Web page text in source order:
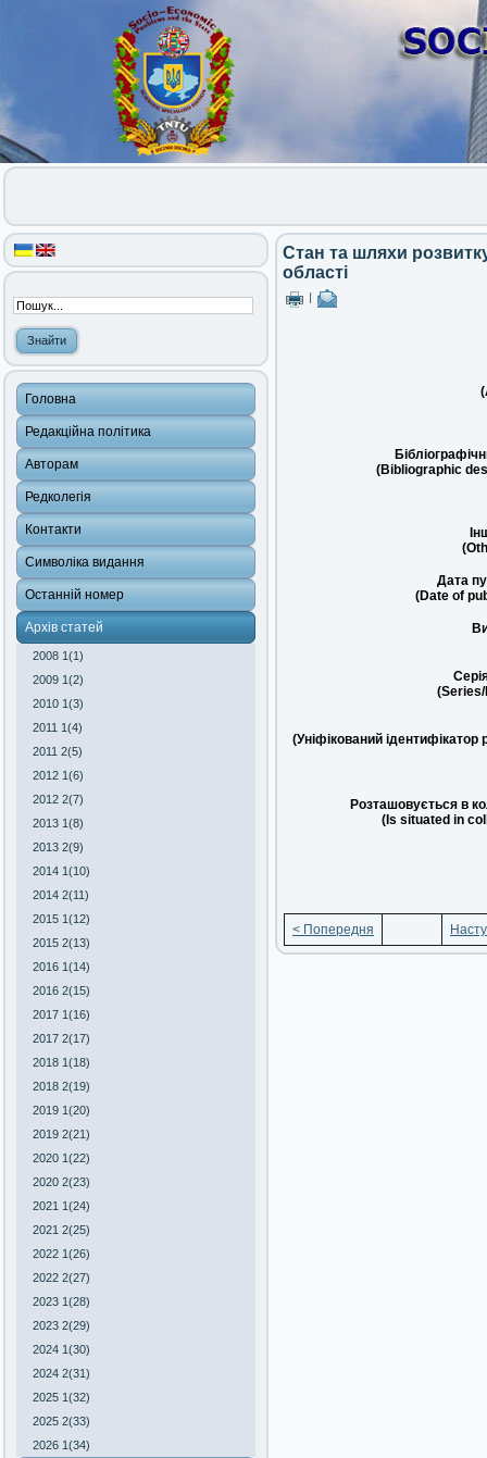
Головна
Редакційна політика
Авторам
Редколегія
Контакти
Символіка видання
Останній номер
Архів статей
2008 1(1)
2009 1(2)
2010 1(3)
2011 1(4)
2011 2(5)
2012 1(6)
2012 2(7)
2013 1(8)
2013 2(9)
2014 1(10)
2014 2(11)
2015 1(12)
2015 2(13)
2016 1(14)
2016 2(15)
2017 1(16)
2017 2(17)
2018 1(18)
2018 2(19)
2019 1(20)
2019 2(21)
2020 1(22)
2020 2(23)
2021 1(24)
2021 2(25)
2022 1(26)
2022 2(27)
2023 1(28)
2023 2(29)
2024 1(30)
2024 2(31)
2025 1(32)
2025 2(33)
2026 1(34)
Стан та шляхи
області
(Bibliographic
Дата
(Date of
(Уніфікований ідентифікатор
Розташовується в
(Is situated in
< Попередня